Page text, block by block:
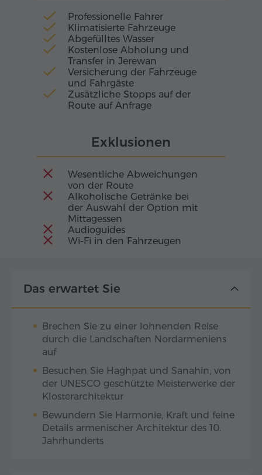
Professionelle Fahrer
Klimatisierte Fahrzeuge
Abgefülltes Wasser
Kostenlose Abholung und
Transfer in Jerewan
Versicherung der Fahrzeuge
und Fahrgäste
Zusätzliche Stopps auf der
Route auf Anfrage
Exklusionen
Wesentliche Abweichungen
von der Route
Alkoholische Getränke bei
der Auswahl der Option mit
Mittagessen
Audioguides
Wi-Fi in den Fahrzeugen
Das erwartet Sie
Brechen Sie zu einer lohnenden Reise
durch die Landschaften Nordarmeniens
auf
Besuchen Sie Haghpat und Sanahin, von
der UNESCO geschützte Meisterwerke der
Klosterarchitektur
Bewundern Sie Harmonie, Kraft und feine
Details armenischer Architektur des 10.
Jahrhunderts